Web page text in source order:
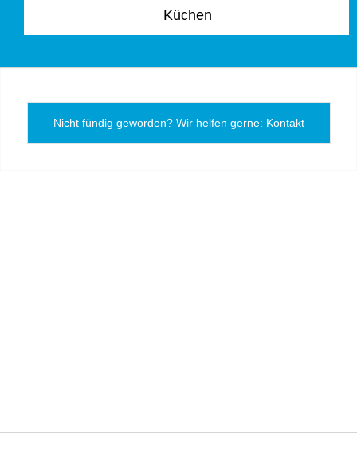
Küchen
Nicht fündig geworden? Wir helfen gerne: Kontakt